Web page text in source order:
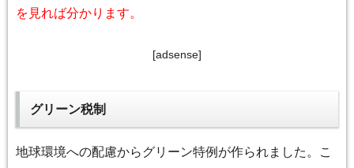
を見れば分かります。
[adsense]
グリーン税制
地球環境への配慮からグリーン特例が作られました。こ